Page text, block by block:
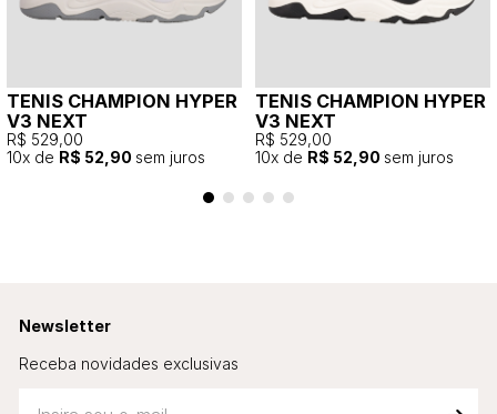
TENIS CHAMPION HYPER
V3 NEXT
R$ 529,00
10x de R$ 52,90 sem juros
TENIS CHAMPION HYPER
V3 NEXT
R$ 529,00
10x de R$ 52,90 sem juros
Newsletter
Receba novidades exclusivas